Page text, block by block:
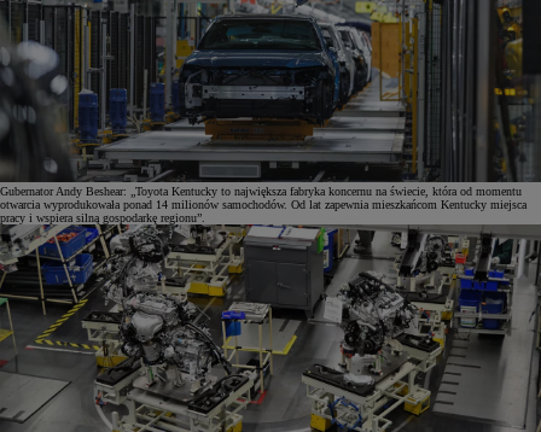
Gubernator Andy Beshear: „Toyota Kentucky to największa fabryka koncernu na świecie, która od momentu
otwarcia wyprodukowała ponad 14 milionów samochodów. Od lat zapewnia mieszkańcom Kentucky miejsca
pracy i wspiera silną gospodarkę regionu”.